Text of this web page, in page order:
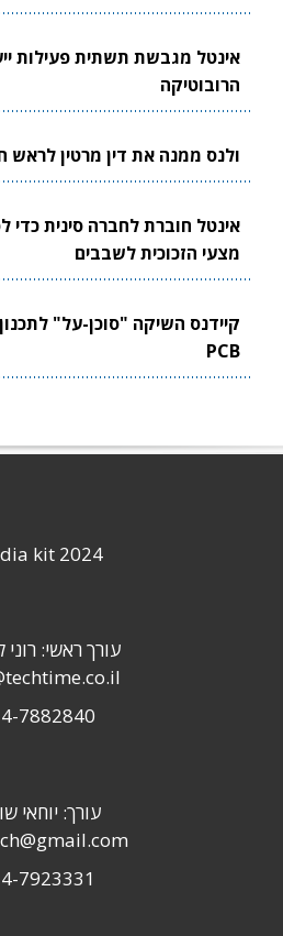
אינטל מגבשת תשתית פעילות
הרובוטיקה
ולנס ממנה את דין מרטין לראש
אינטל חוברת לחברה סינית
מצעי הזכוכית לשבבים
קיידנס השיקה "סוכן-על"
PCB
kit 2024
עורך ראשי: רוני
7882840
עורך: יוחאי
7923331